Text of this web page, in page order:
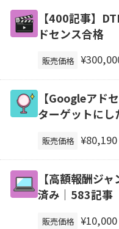
【400記事】
ドセンス合格
販売価格
【Googleアド
ターゲットにし
販売価格 ¥80,190
【高額報酬ジ
済み｜583記事
販売価格 ¥10,000